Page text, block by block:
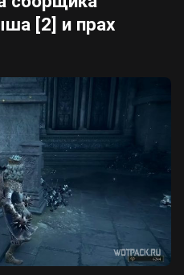
[2] и прах